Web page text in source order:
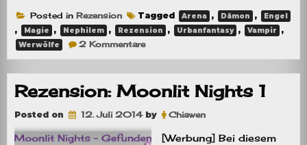
Posted in Rezension Tagged Arena , Dämon , Engel
, Magie , Nephilem , Rezension , Urbanfantasy , Vampir ,
Werwölfe 2 Kommentarezu
of
Souls
Rezension: Moonlit Nights 1
Posted on 12. Juli 2014by Chiawen
[Werbung] Bei diesem